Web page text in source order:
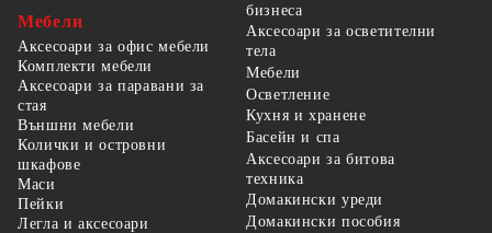
Мебели
Аксесоари за офис мебели
Комплекти мебели
Аксесоари за паравани за
стая
Външни мебели
Колички и островни
шкафове
Маси
Пейки
Легла и аксесоари
бизнеса
Аксесоари за осветителни
тела
Мебели
Осветление
Кухня и хранене
Басейн и спа
Аксесоари за битова
техника
Домакински уреди
Домакински пособия